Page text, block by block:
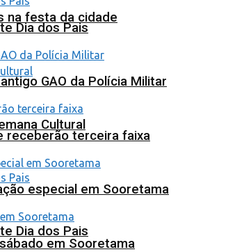
na festa da cidade
Cultural
Dia dos Pais
Dia dos Pais
GAO da Polícia Militar
receberão terceira faixa
especial em Sooretama
em Sooretama